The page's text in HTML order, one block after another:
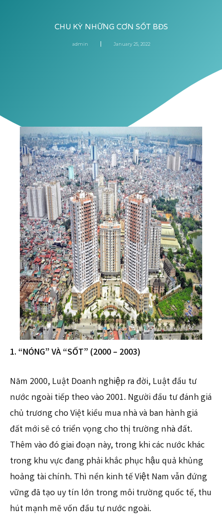
CHU KỲ NHỮNG CƠN SỐT BĐS
admin January 25, 2022
1. “NÓNG” VÀ “SỐT” (2000 – 2003)
Năm 2000, Luật Doanh nghiệp ra đời, Luật đầu tư
nước ngoài tiếp theo vào 2001. Người đầu tư đánh giá
chủ trương cho Việt kiều mua nhà và ban hành giá
đất mới sẽ có triển vọng cho thị trường nhà đất.
Thêm vào đó giai đoạn này, trong khi các nước khác
trong khu vực đang phải khắc phục hậu quả khủng
hoảng tài chính. Thì nền kinh tế Việt Nam vẫn đứng
vững đã tạo uy tín lớn trong môi trường quốc tế, thu
hút mạnh mẽ vốn đầu tư nước ngoài.